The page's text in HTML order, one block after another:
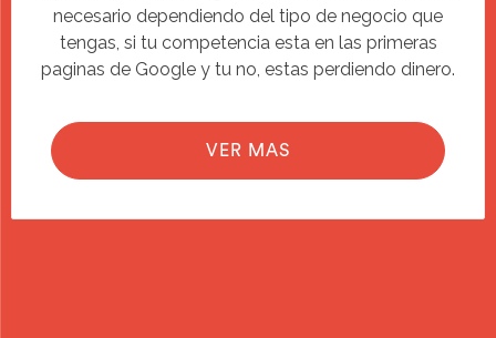
necesario dependiendo del tipo de negocio que
tengas, si tu competencia esta en las primeras
paginas de Google y tu no, estas perdiendo dinero.
VER MAS